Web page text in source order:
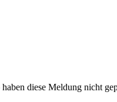
diese Meldung nicht